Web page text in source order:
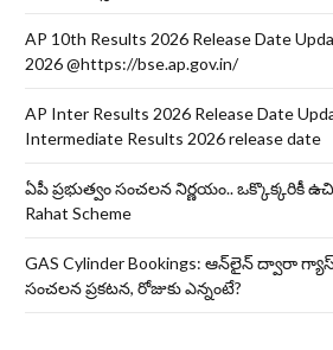
AP 10th Results 2026 Release Date
2026 @https://bse.ap.gov.in/
AP Inter Results 2026 Release Date
Intermediate Results 2026 release date
ఏపీ ప్రభుత్వం సంచలన నిర్ణయం.. ఒక్కొక్కరికీ
Rahat Scheme
GAS Cylinder Bookings: ఆన్‌లైన్‌ ద్వారా గ్యాస్
సంచలన ప్రకటన, రోజుకు ఎన్నంటే?